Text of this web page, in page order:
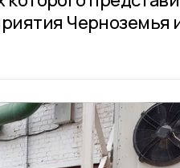
Черноземья